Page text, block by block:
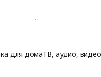
для домаТВ, аудио, видео